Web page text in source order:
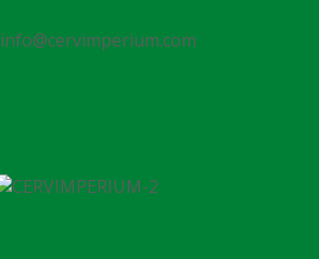
info@cervimperium.com